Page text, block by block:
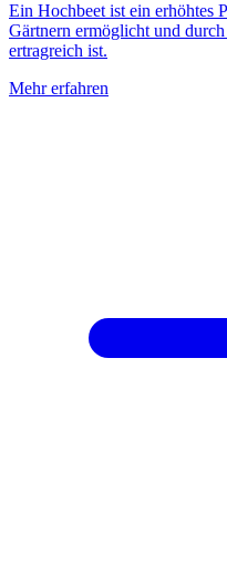
Ein Hochbeet ist ein erhöhtes
Gärtnern ermöglicht und
ertragreich ist.
Mehr erfahren